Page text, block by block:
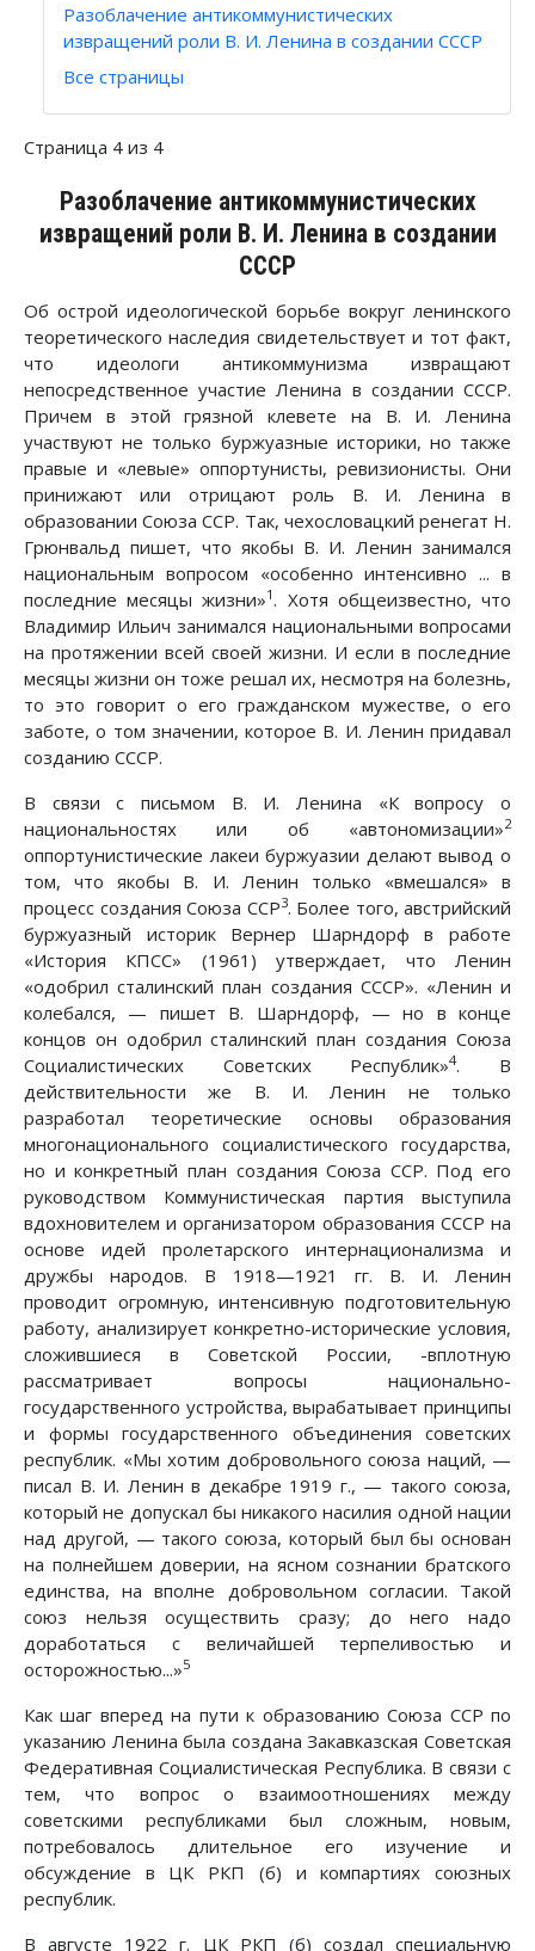
Разоблачение антикоммунистических
извращений роли В. И. Ленина в создании СССР
Все страницы
Страница 4 из 4
Разоблачение антикоммунистических
извращений роли В. И. Ленина в создании
СССР
Об острой идеологической борьбе вокруг ленинского
теоретического наследия свидетельствует и тот факт,
что идеологи антикоммунизма извращают
непосредственное участие Ленина в создании СССР.
Причем в этой грязной клевете на В. И. Ленина
участвуют не только буржуазные историки, но также
правые и «левые» оппортунисты, ревизионисты. Они
принижают или отрицают роль В. И. Ленина в
образовании Союза ССР. Так, чехословацкий ренегат Н.
Грюнвальд пишет, что якобы В. И. Ленин занимался
национальным вопросом «особенно интенсивно ... в
последние месяцы жизни»1 . Хотя общеизвестно, что
Владимир Ильич занимался национальными вопросами
на протяжении всей своей жизни. И если в последние
месяцы жизни он тоже решал их, несмотря на болезнь,
то это говорит о его гражданском мужестве, о его
заботе, о том значении, которое В. И. Ленин придавал
созданию СССР.
В связи с письмом В. И. Ленина «К вопросу о
национальностях или об «автономизации»2
оппортунистические лакеи буржуазии делают вывод о
том, что якобы В. И. Ленин только «вмешался» в
процесс создания Союза ССР3. Более того, австрийский
буржуазный историк Вернер Шарндорф в работе
«История КПСС» (1961) утверждает, что Ленин
«одобрил сталинский план создания СССР». «Ленин и
колебался, — пишет В. Шарндорф, — но в конце
концов он одобрил сталинский план создания Союза
Социалистических Советских Республик»4. В
действительности же В. И. Ленин не только
разработал теоретические основы образования
многонационального социалистического государства,
но и конкретный план создания Союза ССР. Под его
руководством Коммунистическая партия выступила
вдохновителем и организатором образования СССР на
основе идей пролетарского интернационализма и
дружбы народов. В 1918—1921 гг. В. И. Ленин
проводит огромную, интенсивную подготовительную
работу, анализирует конкретно-исторические условия,
сложившиеся в Советской России, -вплотную
рассматривает вопросы национально-
государственного устройства, вырабатывает принципы
и формы государственного объединения советских
республик. «Мы хотим добровольного союза наций, —
писал В. И. Ленин в декабре 1919 г., — такого союза,
который не допускал бы никакого насилия одной нации
над другой, — такого союза, который был бы основан
на полнейшем доверии, на ясном сознании братского
единства, на вполне добровольном согласии. Такой
союз нельзя осуществить сразу; до него надо
доработаться с величайшей терпеливостью и
осторожностью...»5
Как шаг вперед на пути к образованию Союза ССР по
указанию Ленина была создана Закавказская Советская
Федеративная Социалистическая Республика. В связи с
тем, что вопрос о взаимоотношениях между
советскими республиками был сложным, новым,
потребовалось длительное его изучение и
обсуждение в ЦК РКП (б) и компартиях союзных
республик.
В августе 1922 г. ЦК РКП (б) создал специальную